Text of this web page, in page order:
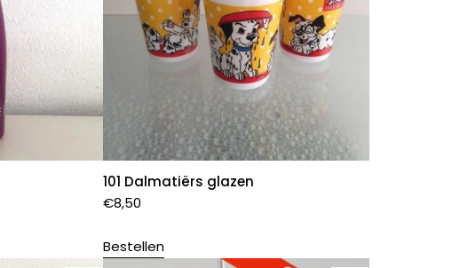
101 Dalmatiërs glazen
€8,50
Bestellen